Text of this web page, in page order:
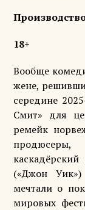
18+
Вообще
жене,
середине
Смит» для
ремейк
(«Джон
мечтали о
мировых